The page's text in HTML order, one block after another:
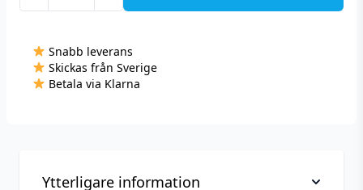
Raspberry
Lemon
mängd
Snabb leverans
Skickas från Sverige
Betala via Klarna
Ytterligare information